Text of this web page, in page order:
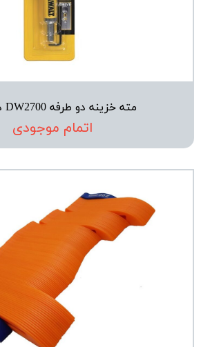
مته خزینه دو طرفه DW2700 دیوالت
اتمام موجودی